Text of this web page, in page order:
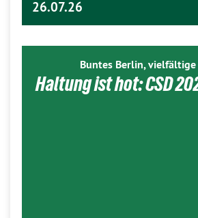
26.07.26
Buntes Berlin,
Haltung ist hot: CSD